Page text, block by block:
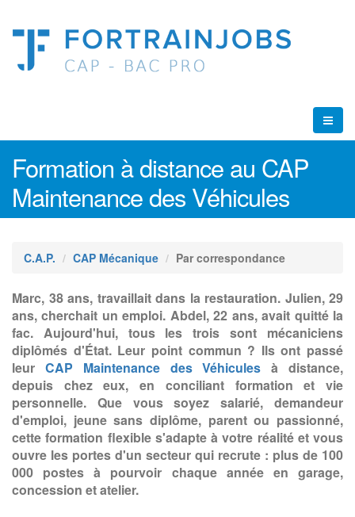
Formation à distance au CAP
Maintenance des Véhicules
C.A.P. CAP Mécanique Par correspondance
Marc, 38 ans, travaillait dans la restauration. Julien, 29
ans, cherchait un emploi. Abdel, 22 ans, avait quitté la
fac. Aujourd'hui, tous les trois sont mécaniciens
diplômés d'État. Leur point commun ? Ils ont passé
leur CAP Maintenance des Véhicules à distance,
depuis chez eux, en conciliant formation et vie
personnelle. Que vous soyez salarié, demandeur
d'emploi, jeune sans diplôme, parent ou passionné,
cette formation flexible s'adapte à votre réalité et vous
ouvre les portes d'un secteur qui recrute : plus de 100
000 postes à pourvoir chaque année en garage,
concession et atelier.